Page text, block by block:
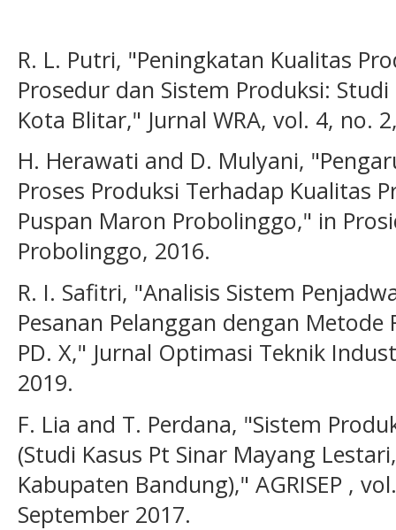
R. L. Putri, "Peningkatan Kualitas
Prosedur dan Sistem Produksi:
Kota Blitar," Jurnal WRA, vol. 4, no.
H. Herawati and D. Mulyani,
Proses Produksi Terhadap Kualitas
Puspan Maron Probolinggo," in
Probolinggo, 2016.
R. I. Safitri, "Analisis Sistem
Pesanan Pelanggan dengan Metode
PD. X," Jurnal Optimasi Teknik
2019.
F. Lia and T. Perdana, "Sistem
(Studi Kasus Pt Sinar Mayang
Kabupaten Bandung)," AGRISEP ,
September 2017.